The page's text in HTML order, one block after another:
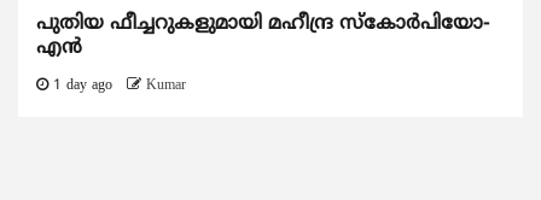
പുതിയ ഫീച്ചറുകളുമായി മഹീന്ദ്ര സ്കോർപിയോ-
എൻ
1 day ago Kumar